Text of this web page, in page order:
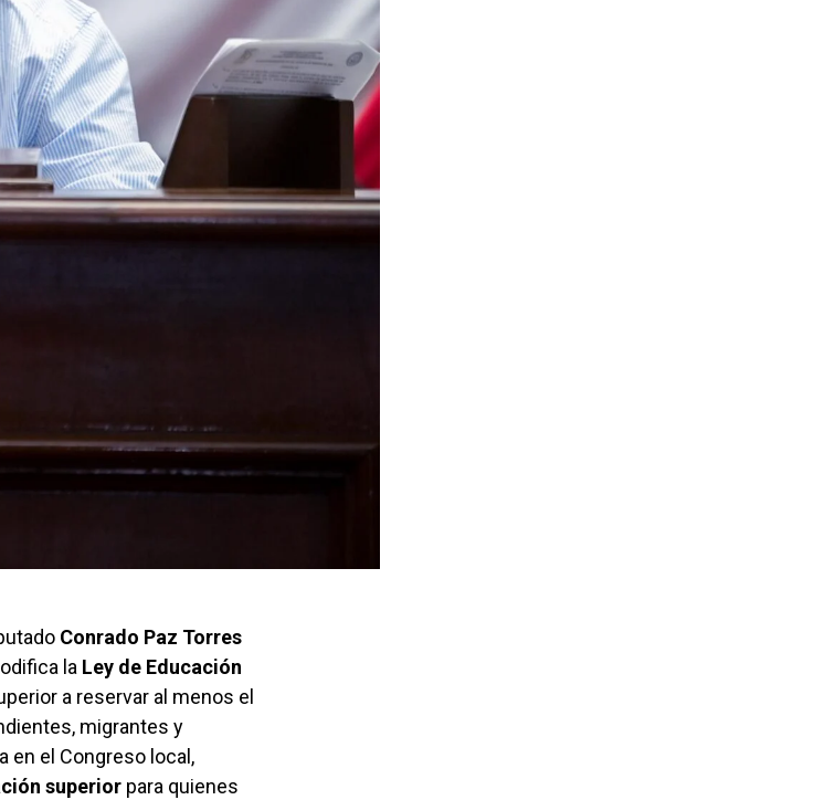
Conrado Paz Torres
la Ley de Educación
a reservar al menos el
migrantes y
en el Congreso local,
superior para quienes